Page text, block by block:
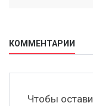
КОММЕНТАРИИ
Чтобы